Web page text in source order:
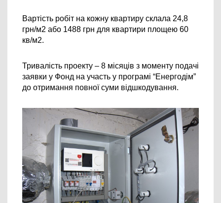
Вартість робіт на кожну квартиру склала 24,8
грн/м2 або 1488 грн для квартири площею 60
кв/м2.
Тривалість проекту – 8 місяців з моменту подачі
заявки у Фонд на участь у програмі “Енергодім”
до отримання повної суми відшкодування.